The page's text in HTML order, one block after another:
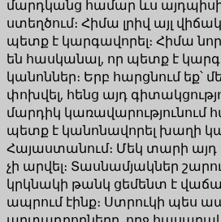
մարդկանց համար ևս
ստեղծում։ Հիմա լրիվ այլ
պետք է կարգավորել։ Հիմա
են հասկանալ, որ պետք է
կանոններ։ Երբ հարցնում եք՝
փոխվել, հենց այդ
մարդիկ կառավարությունում
պետք է կանոնավորել խաղի
Հայաստանում։ Մեկ տարի այդ
չի արվել։ Տասնամյակներ
կրկնակի թանկ ցեմենտ է
ապրում էինք։ Ստրուկի պես